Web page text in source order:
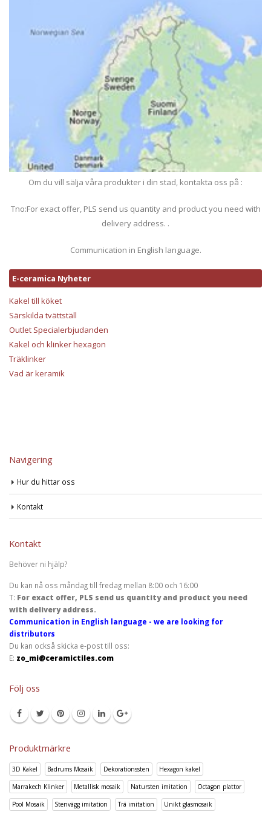
Om du vill sälja våra produkter i din stad, kontakta oss på :
Tno:For exact offer, PLS send us quantity and product you need with
delivery address. .
Communication in English language.
E-ceramica Nyheter
Kakel till köket
Särskilda tvättställ
Outlet Specialerbjudanden
Kakel och klinker hexagon
Träklinker
Vad är keramik
Navigering
Hur du hittar oss
Kontakt
Kontakt
Behöver ni hjälp?
Du kan nå oss måndag till fredag mellan 8:00 och 16:00
T: For exact offer, PLS send us quantity and product you need
with delivery address.
Communication in English language - we are looking for
distributors
Du kan också skicka e-post till oss:
E: zo_mi@ceramictiles.com
Följ oss
Produktmärkre
3D Kakel Badrums Mosaik Dekorationssten Hexagon kakel
Marrakech Klinker Metallisk mosaik Natursten imitation Octagon plattor
Pool Mosaik Stenvägg imitation Trä imitation Unikt glasmosaik